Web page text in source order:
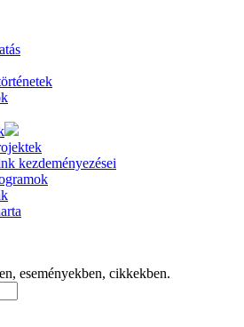
kezdeményezései
eseményekben, cikkekben.